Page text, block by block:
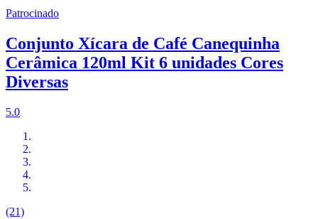
Patrocinado
Conjunto Xícara de Café Canequinha
Cerâmica 120ml Kit 6 unidades Cores
Diversas
5.0
(21)